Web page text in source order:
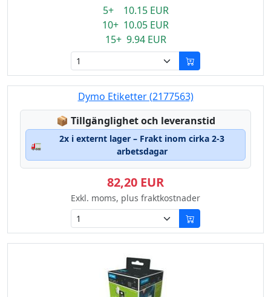
5+ 10.15 EUR
10+ 10.05 EUR
15+ 9.94 EUR
Dymo Etiketter (2177563)
📦 Lagerstatus:
Tillgänglighet och leveranstid
🚛
2x i externt lager – Frakt inom cirka 2-3
arbetsdagar
82,20 EUR
Exkl. moms, plus fraktkostnader